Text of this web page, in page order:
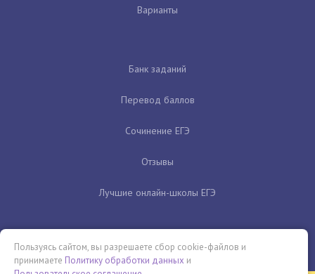
Варианты
Банк заданий
Перевод баллов
Сочинение ЕГЭ
Отзывы
Лучшие онлайн-школы ЕГЭ
Пользуясь сайтом, вы разрешаете сбор cookie-файлов и
принимаете Политику обработки данных и